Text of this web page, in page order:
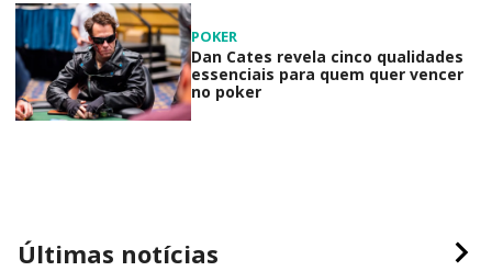
POKER
Dan Cates revela cinco qualidades
essenciais para quem quer vencer
no poker
Últimas notícias